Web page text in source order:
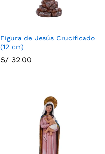
Figura de Jesús Crucificado
(12 cm)
S/ 32.00